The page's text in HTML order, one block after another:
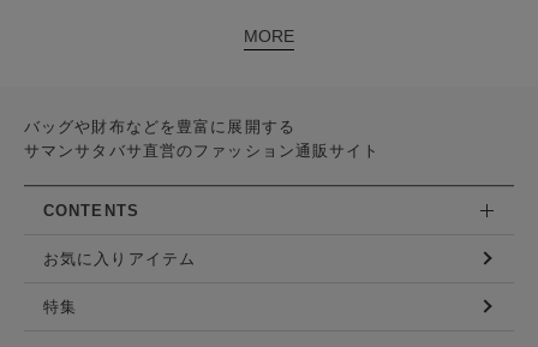
MORE
バッグや財布などを豊富に展開する
サマンサタバサ直営のファッション通販サイト
CONTENTS
お気に入りアイテム
特集